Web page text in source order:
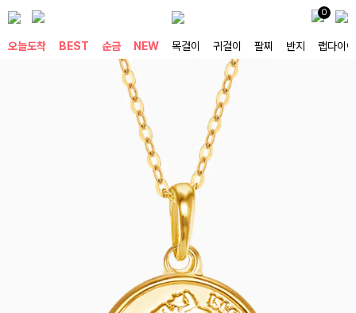
0
오늘도착 BEST 순금 NEW 목걸이 귀걸이 팔찌 반지 랩다이아